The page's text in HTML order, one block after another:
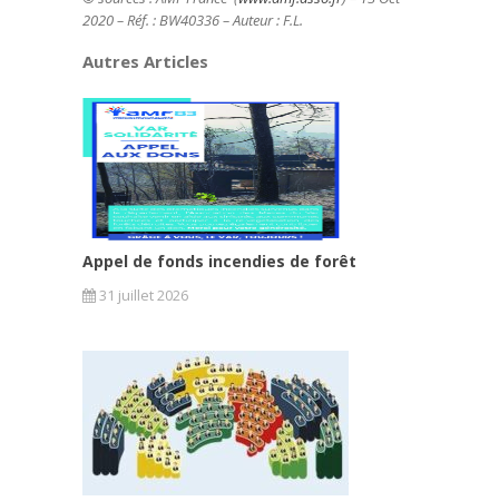
2020 – Réf. : BW40336 – Auteur : F.L.
Autres Articles
Appel de fonds incendies de forêt
31 juillet 2026